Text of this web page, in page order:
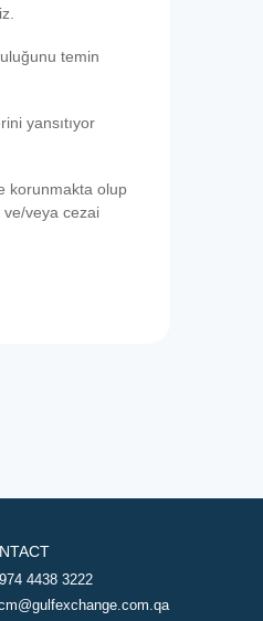
temin
yansıtıyor
korunmakta olup
ve/veya cezai
4438 3222